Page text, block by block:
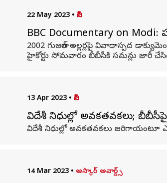
22 May 2023 • బీబీసీ
BBC Documentary on Modi:
2002 గుజరాత్ అల్లర్లపై వివాదాస్పద
హైకోర్టు సోమవారం బీబీసీకి సమన్లు ​​జారీ
13 Apr 2023 • బీబీసీ
విదేశీ నిధుల్లో అవకతవకలు;
విదేశీ నిధుల్లో అవకతవకలు
14 Mar 2023 • ఆస్కార్ అవార్డ్స్